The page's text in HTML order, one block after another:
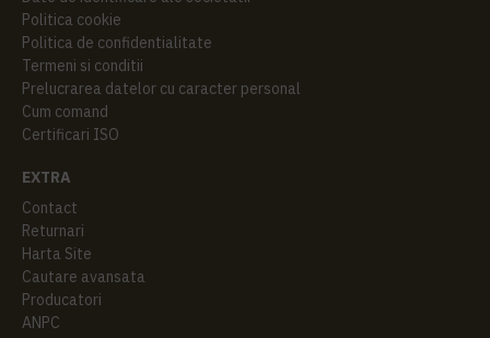
Politica cookie
Politica de confidentialitate
Termeni si conditii
Prelucrarea datelor cu caracter personal
Cum comand
Certificari ISO
EXTRA
Contact
Returnari
Harta Site
Cautare avansata
Producatori
ANPC